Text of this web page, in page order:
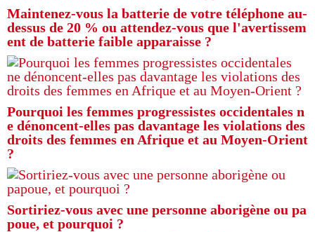
Maintenez-vous la batterie de votre téléphone au-
dessus de 20 % ou attendez-vous que l'avertissem
ent de batterie faible apparaisse ?
Pourquoi les femmes progressistes occidentales n
e dénoncent-elles pas davantage les violations des
droits des femmes en Afrique et au Moyen-Orient
?
Sortiriez-vous avec une personne aborigène ou pa
poue, et pourquoi ?